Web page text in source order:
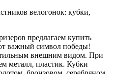
велогонок: кубки,
предлагаем купить
важный символ победы!
внешним видом. При
металл, пластик. Кубки